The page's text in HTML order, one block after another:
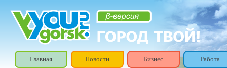
Главная Новости Бизнес Работа